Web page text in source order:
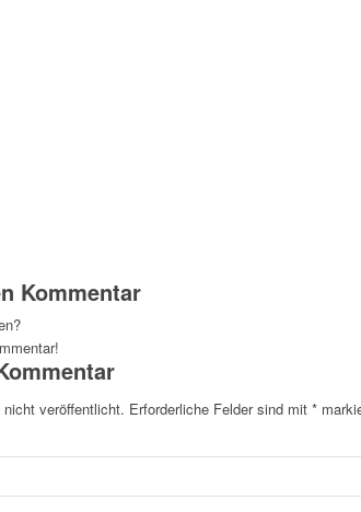
Kommentar
veröffentlicht. Erforderliche Felder sind mit *